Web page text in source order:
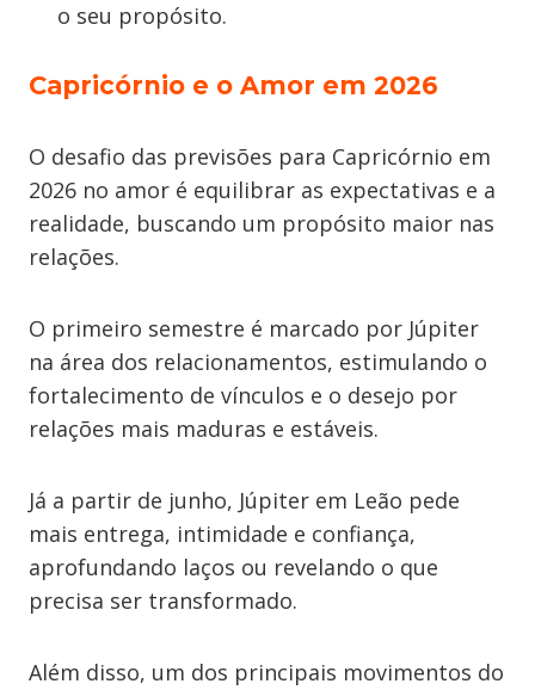
o seu propósito.
Capricórnio e o Amor em 2026
O desafio das previsões para Capricórnio em
2026 no amor é equilibrar as expectativas e a
realidade, buscando um propósito maior nas
relações.
O primeiro semestre é marcado por Júpiter
na área dos relacionamentos, estimulando o
fortalecimento de vínculos e o desejo por
relações mais maduras e estáveis.
Já a partir de junho, Júpiter em Leão pede
mais entrega, intimidade e confiança,
aprofundando laços ou revelando o que
precisa ser transformado.
Além disso, um dos principais movimentos do